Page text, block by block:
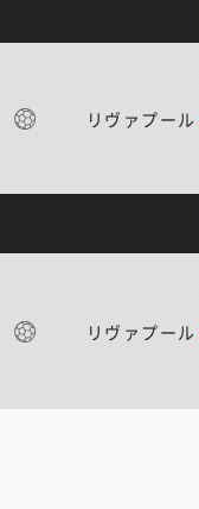
リヴァプール
リヴァプール